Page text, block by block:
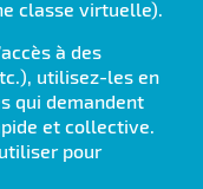
classe virtuelle).
à des
utilisez-les en
qui demandent
et collective.
pour